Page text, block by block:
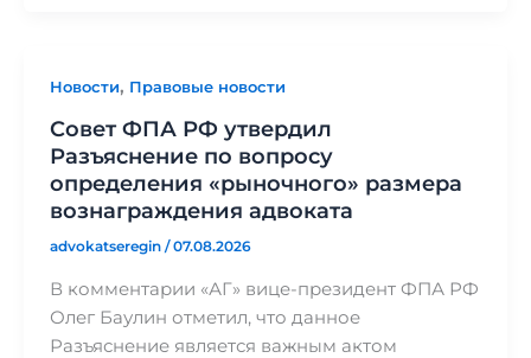
Новости, Правовые новости
Совет ФПА РФ утвердил
Разъяснение по вопросу
определения «рыночного» размера
вознаграждения адвоката
advokatseregin /07.08.2026
В комментарии «АГ» вице-президент ФПА РФ
Олег Баулин отметил, что данное
Разъяснение является важным актом